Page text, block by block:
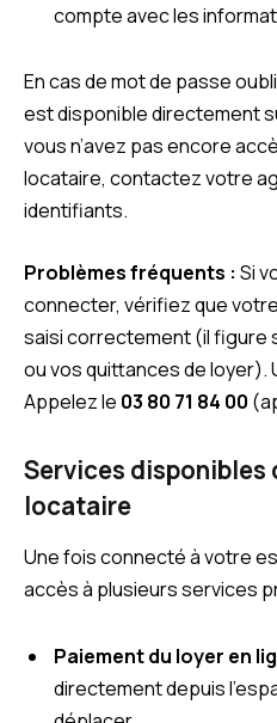
compte avec les
En cas de mot de passe
est disponible directement
vous n’avez pas encore
locataire, contactez votre
identifiants.
Problèmes fréquents : Si
connecter, vérifiez que
saisi correctement (il figure
ou vos quittances de loyer).
Appelez le 03 80 71 84 00
Services disponibles
locataire
Une fois connecté à votre
accès à plusieurs services
Paiement du loyer en
directement depuis